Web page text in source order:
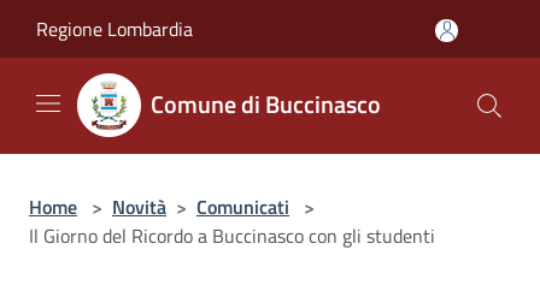
Regione Lombardia
Comune di Buccinasco
Home > Novità > Comunicati >
Il Giorno del Ricordo a Buccinasco con gli studenti